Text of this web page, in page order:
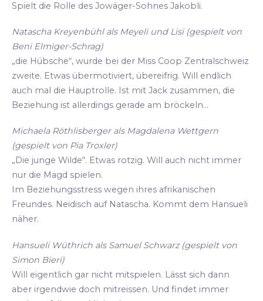
Spielt die Rolle des Jowäger-Sohnes Jakobli.
Natascha Kreyenbühl als Meyeli und Lisi (gespielt von
Beni Elmiger-Schrag)
„die Hübsche“, wurde bei der Miss Coop Zentralschweiz
zweite. Etwas übermotiviert, übereifrig. Will endlich
auch mal die Hauptrolle. Ist mit Jack zusammen, die
Beziehung ist allerdings gerade am bröckeln...
Michaela Röthlisberger als Magdalena Wettgern
(gespielt von Pia Troxler)
„Die junge Wilde“. Etwas rotzig. Will auch nicht immer
nur die Magd spielen.
Im Beziehungsstress wegen ihres afrikanischen
Freundes. Neidisch auf Natascha. Kommt dem Hansueli
näher.
Hansueli Wüthrich als Samuel Schwarz (gespielt von
Simon Bieri)
Will eigentlich gar nicht mitspielen. Lässt sich dann
aber irgendwie doch mitreissen. Und findet immer